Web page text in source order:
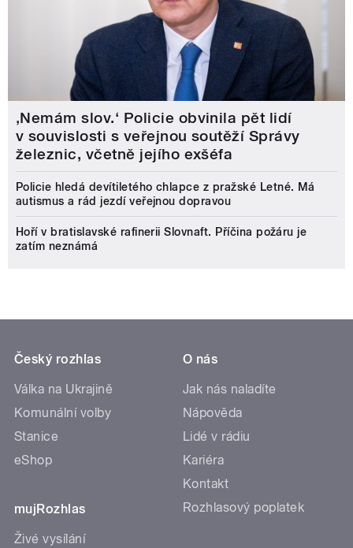
‚Nemám slov.‘ Policie obvinila pět lidí
v souvislosti s veřejnou soutěží Správy
železnic, včetně jejího exšéfa
Policie hledá devítiletého chlapce z pražské Letné. Má
autismus a rád jezdí veřejnou dopravou
Hoří v bratislavské rafinerii Slovnaft. Příčina požáru je
zatím neznámá
Český rozhlas
Válka na Ukrajině
Komunální volby
Stanice
eShop
mujRozhlas
Živé vysílání
O nás
Jak nás naladíte
Nápověda
Lidé v rádiu
Kariéra
Kontakt
Rozhlasový poplatek